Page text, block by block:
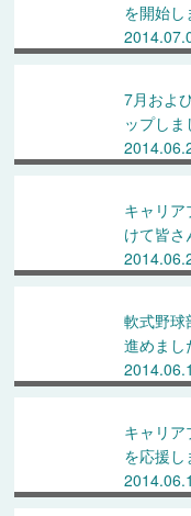
を開始し
7月およ
ップしま
キャリ
けて皆さ
軟式野球
進めまし
キャリ
を応援し